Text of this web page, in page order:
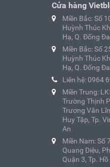
Cửa hàng
Miền Bắc: Số
Huỳnh Thúc
Hạ, Q. Đống
Miền Bắc: Số
Huỳnh Thúc
Hạ, Q. Đống
Liên hệ: 0964
Miền Trung:
Trường Thịnh
Trương Văn
Huy Tập, Tp.
An
Miền Nam: Số
Quang Diệu,
Quận 3, Tp.